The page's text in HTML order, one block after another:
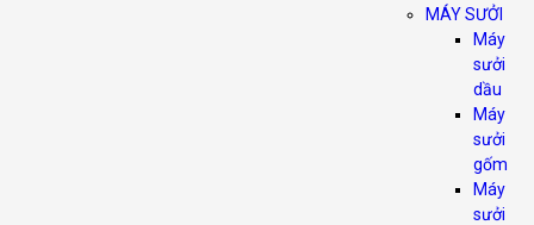
MÁY SƯỞI
Máy
sưởi
dầu
Máy
sưởi
gốm
Máy
sưởi